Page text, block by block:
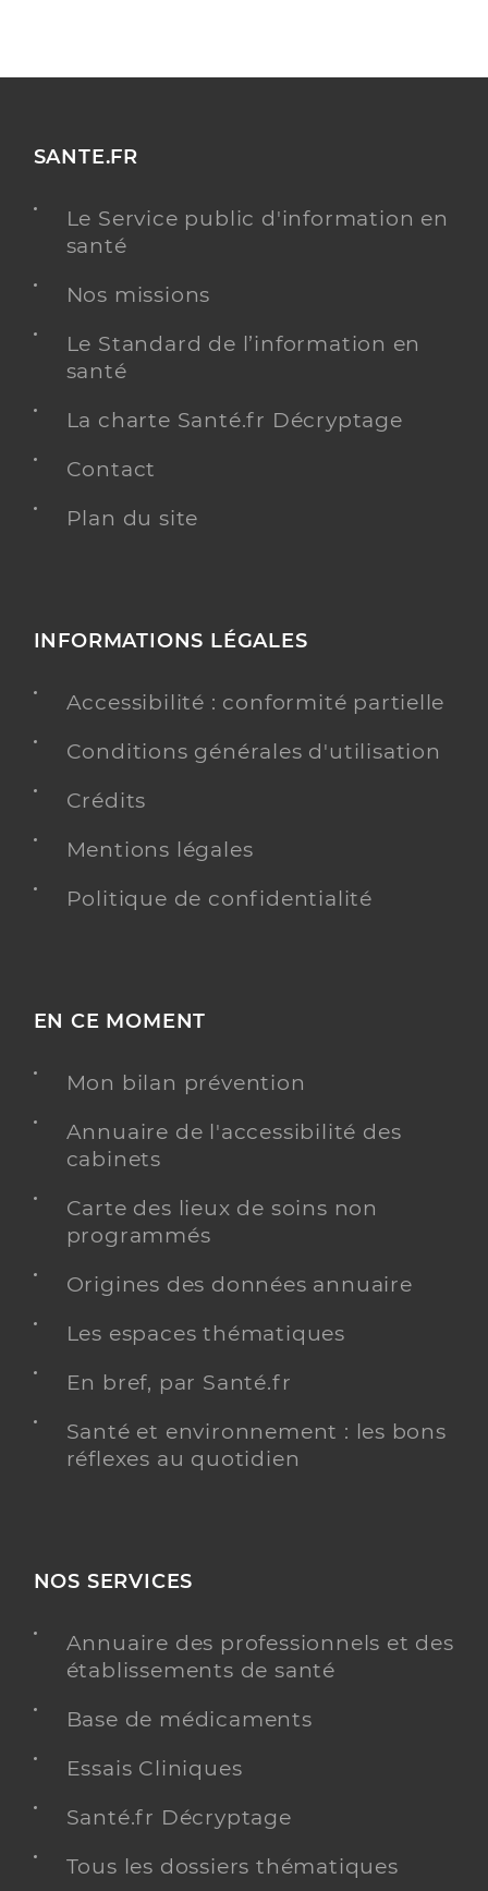
SANTE.FR
Le Service public d'information en
santé
Nos missions
Le Standard de l’information en
santé
La charte Santé.fr Décryptage
Contact
Plan du site
INFORMATIONS LÉGALES
Accessibilité : conformité partielle
Conditions générales d'utilisation
Crédits
Mentions légales
Politique de confidentialité
EN CE MOMENT
Mon bilan prévention
Annuaire de l'accessibilité des
cabinets
Carte des lieux de soins non
programmés
Origines des données annuaire
Les espaces thématiques
En bref, par Santé.fr
Santé et environnement : les bons
réflexes au quotidien
NOS SERVICES
Annuaire des professionnels et des
établissements de santé
Base de médicaments
Essais Cliniques
Santé.fr Décryptage
Tous les dossiers thématiques